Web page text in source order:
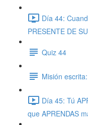
Día 44:
PRESENTE DE
Quiz 44
Misión
Día 45: Tú
que APRENDAS